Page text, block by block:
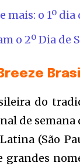
mais: o 1º
o 2º Dia de
Brasil
do
de semana
(São
grandes